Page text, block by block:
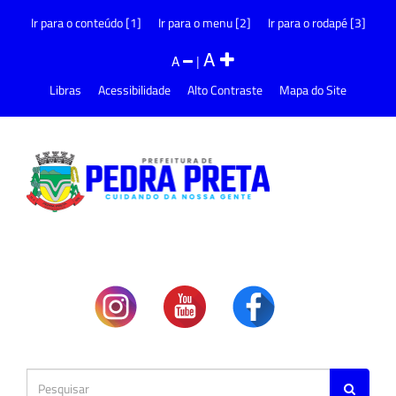
Ir para o conteúdo [1] Ir para o menu [2] Ir para o rodapé [3]
A |A
Libras Acessibilidade Alto Contraste Mapa do Site